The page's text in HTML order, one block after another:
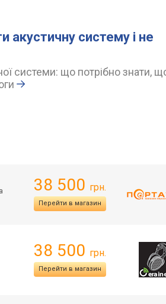
акустичну систему і не
системи: що потрібно знати,
38 500 грн.
Перейти в магазин
38 500 грн.
Перейти в магазин